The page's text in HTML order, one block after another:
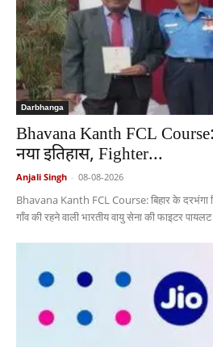
Darbhanga
Bhavana Kanth FCL
नया इतिहास, Fighter...
Anjali Singh - 08-08-2026
Bhavana Kanth FCL Course: बिहार के दरभंगा
गाँव की रहने वाली भारतीय वायु सेना की फाइटर पायलट